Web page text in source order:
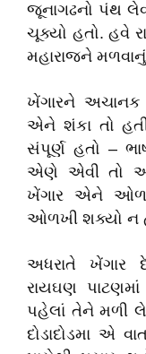
જૂનાગઢનો પંથ
ચૂક્યો હતો. હવે
મહારાજને
ખેંગારને અચાનક
એને શંકા તો
સંપૂર્ણ હતો –
એણે એવી તો
ખેંગાર એને
ઓળખી શક્યો ન
અધરાતે ખેંગાર
રાયઘણ
પહેલાં તેને મળી
દોડાદોડમા એ